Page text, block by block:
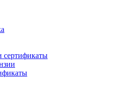
сертификаты